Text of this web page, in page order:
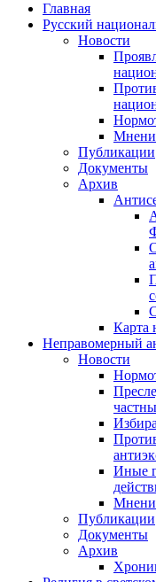
Главная
Русский
Новости
Публикации
Документы
Архив
Карта
Неправомерный
Новости
Иные
Публикации
Документы
Архив